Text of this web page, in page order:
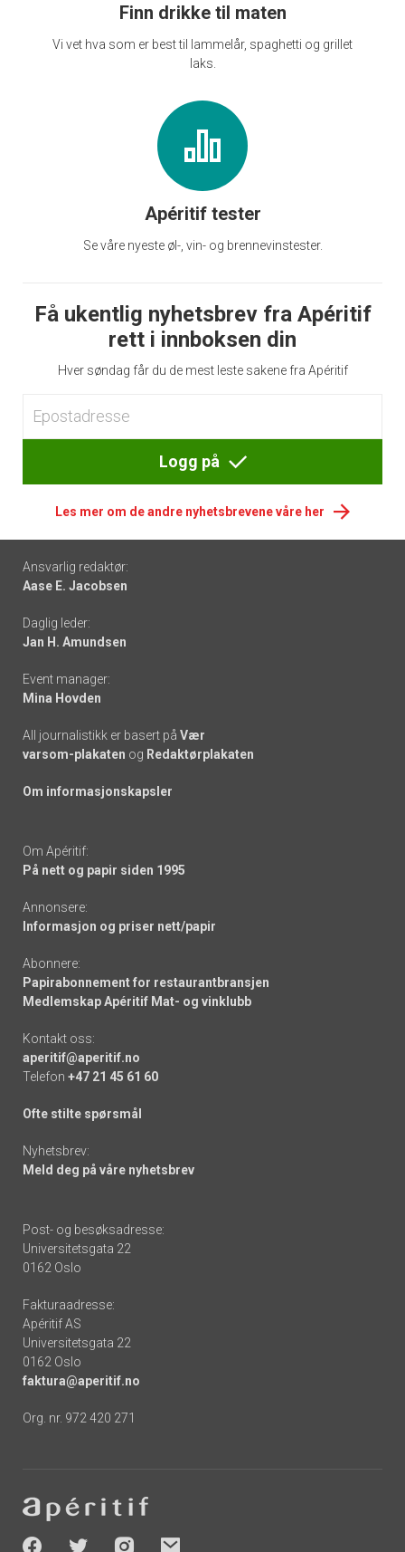
Finn drikke til maten
Vi vet hva som er best til lammelår, spaghetti og grillet
laks.
Apéritif tester
Se våre nyeste øl-, vin- og brennevinstester.
Få ukentlig nyhetsbrev fra Apéritif
rett i innboksen din
Hver søndag får du de mest leste sakene fra Apéritif
Logg på
Les mer om de andre nyhetsbrevene våre her
Footer
-
links
Ansvarlig redaktør:
Aase E. Jacobsen
Daglig leder:
Jan H. Amundsen
Event manager:
Mina Hovden
All journalistikk er basert på Vær
varsom-plakaten og Redaktørplakaten
Om informasjonskapsler
Om Apéritif:
På nett og papir siden 1995
Annonsere:
Informasjon og priser nett/papir
Abonnere:
Papirabonnement for restaurantbransjen
Medlemskap Apéritif Mat- og vinklubb
Kontakt oss:
aperitif@aperitif.no
Telefon +47 21 45 61 60
Ofte stilte spørsmål
Nyhetsbrev:
Meld deg på våre nyhetsbrev
Post- og besøksadresse:
Universitetsgata 22
0162 Oslo
Fakturaadresse:
Apéritif AS
Universitetsgata 22
0162 Oslo
faktura@aperitif.no
Org. nr. 972 420 271
-